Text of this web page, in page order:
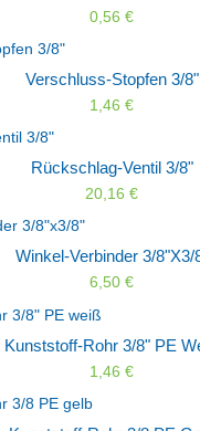
0,56 €
Verschluss-Stopfen 3/8"
1,46 €
Rückschlag-Ventil 3/8"
20,16 €
Winkel-Verbinder 3/8"x3/
6,50 €
Kunststoff-Rohr 3/8" PE
1,46 €